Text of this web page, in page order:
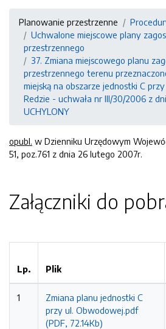
Planowanie przestrzenne
Uchwalone miejscowe plany
przestrzennego
37. Zmiana miejscowego planu
przestrzennego terenu
miejską na obszarze jednostki C
Redzie - uchwała nr III/30/2006 z
UCHYLONY
opubl. w Dzienniku Urzędowym
51, poz.761 z dnia 26 lutego 2007r.
Załączniki do
Lp. Plik
1
Zmiana planu jednostki C
przy ul. Obwodowej.pdf
(PDF, 72.14Kb)